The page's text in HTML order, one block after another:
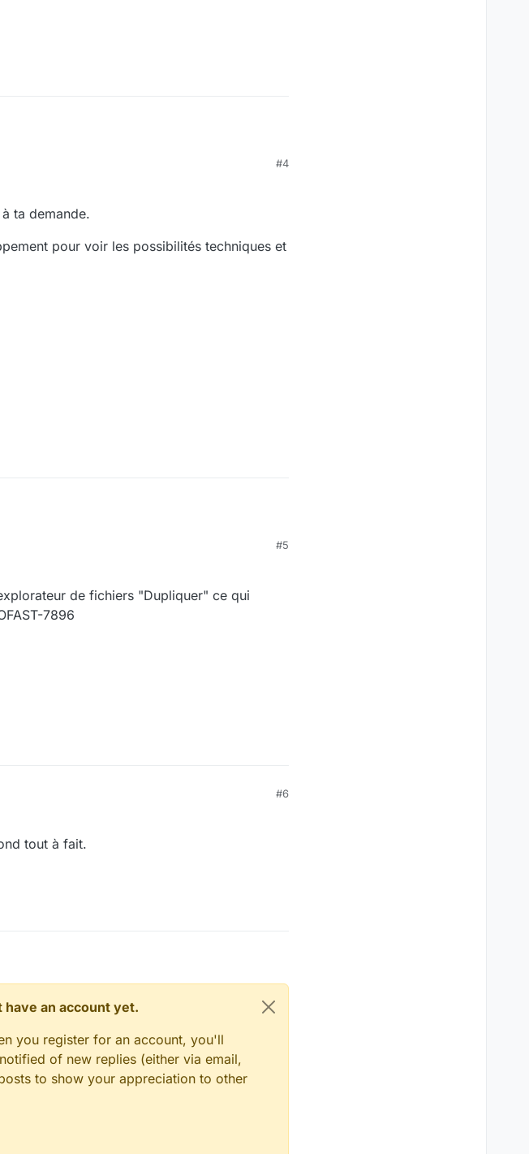
#4
ta demande.
pour voir les possibilités techniques et
#5
de fichiers "Dupliquer" ce qui
7896
#6
tout à fait.
an account yet.
you register for an account, you'll
of new replies (either via email,
to show your appreciation to other